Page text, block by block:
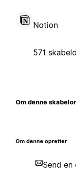
Notion
571
Om denne
Om denne opretter
Send